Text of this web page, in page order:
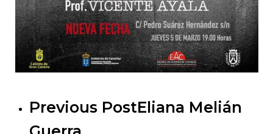
Previous PostEliana Melián